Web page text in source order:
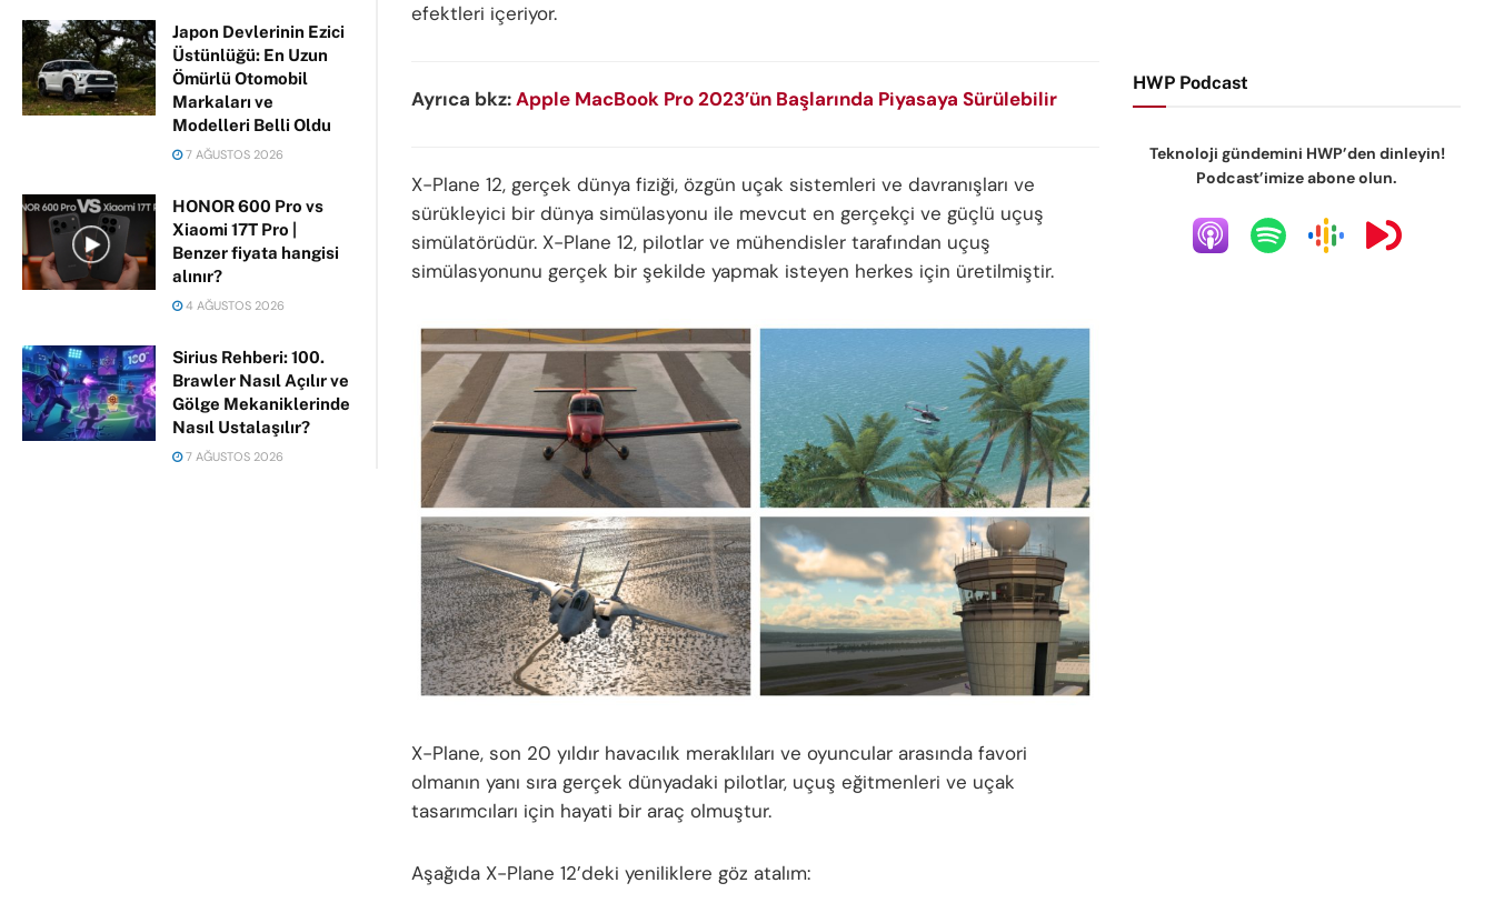
Japon Devlerinin Ezici
Üstünlüğü: En Uzun
Ömürlü Otomobil
Markaları ve
Modelleri Belli Oldu
7 AĞUSTOS 2026
HONOR 600 Pro vs
Xiaomi 17T Pro |
Benzer fiyata hangisi
alınır?
4 AĞUSTOS 2026
Sirius Rehberi: 100.
Brawler Nasıl Açılır ve
Gölge Mekaniklerinde
Nasıl Ustalaşılır?
7 AĞUSTOS 2026
efektleri içeriyor.
Ayrıca bkz:Apple MacBook Pro 2023’ün Başlarında Piyasaya Sürülebilir
X-Plane 12, gerçek dünya fiziği, özgün uçak sistemleri ve davranışları ve
sürükleyici bir dünya simülasyonu ile mevcut en gerçekçi ve güçlü uçuş
simülatörüdür. X-Plane 12, pilotlar ve mühendisler tarafından uçuş
simülasyonunu gerçek bir şekilde yapmak isteyen herkes için üretilmiştir.
X-Plane, son 20 yıldır havacılık meraklıları ve oyuncular arasında favori
olmanın yanı sıra gerçek dünyadaki pilotlar, uçuş eğitmenleri ve uçak
tasarımcıları için hayati bir araç olmuştur.
Aşağıda X-Plane 12’deki yeniliklere göz atalım:
HWP Podcast
Teknoloji gündemini HWP’den dinleyin!
Podcast’imize abone olun.